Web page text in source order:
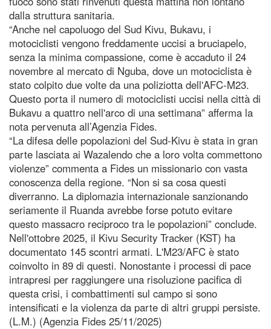
dalla struttura sanitaria.
“Anche nel capoluogo del Sud Kivu, Bukavu, i
motociclisti vengono freddamente uccisi a bruciapelo,
senza la minima compassione, come è accaduto il 24
novembre al mercato di Nguba, dove un motociclista è
stato colpito due volte da una poliziotta dell'AFC-M23.
Questo porta il numero di motociclisti uccisi nella città di
Bukavu a quattro nell'arco di una settimana” afferma la
nota pervenuta all’Agenzia Fides.
“La difesa delle popolazioni del Sud-Kivu è stata in gran
parte lasciata ai Wazalendo che a loro volta commettono
violenze” commenta a Fides un missionario con vasta
conoscenza della regione. “Non si sa cosa questi
diverranno. La diplomazia internazionale sanzionando
seriamente il Ruanda avrebbe forse potuto evitare
questo massacro reciproco tra le popolazioni” conclude.
Nell'ottobre 2025, il Kivu Security Tracker (KST) ha
documentato 145 scontri armati. L'M23/AFC è stato
coinvolto in 89 di questi. Nonostante i processi di pace
intrapresi per raggiungere una risoluzione pacifica di
questa crisi, i combattimenti sul campo si sono
intensificati e la violenza da parte di altri gruppi persiste.
(L.M.) (Agenzia Fides 25/11/2025)